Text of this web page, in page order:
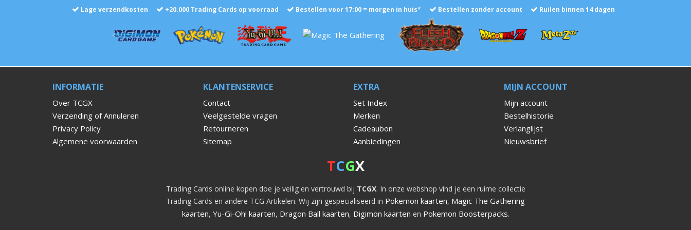
Lage verzendkosten +20.000 Trading Cards op voorraad Bestellen voor 17:00 = morgen in huis* Bestellen zonder account Ruilen binnen 14 dagen
INFORMATIE
Over TCGX
Verzending of Annuleren
Privacy Policy
Algemene voorwaarden
KLANTENSERVICE
Contact
Veelgestelde vragen
Retourneren
Sitemap
EXTRA
Set Index
Merken
Cadeaubon
Aanbiedingen
MIJN ACCOUNT
Mijn account
Bestelhistorie
Verlanglijst
Nieuwsbrief
TCGX
Trading Cards online kopen doe je veilig en vertrouwd bij TCGX. In onze webshop vind je een ruime collectie
Trading Cards en andere TCG Artikelen. Wij zijn gespecialiseerd in Pokemon kaarten, Magic The Gathering
kaarten, Yu-Gi-Oh! kaarten, Dragon Ball kaarten, Digimon kaarten en Pokemon Boosterpacks.